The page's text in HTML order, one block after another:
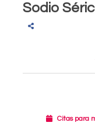
Sodio
Citas para